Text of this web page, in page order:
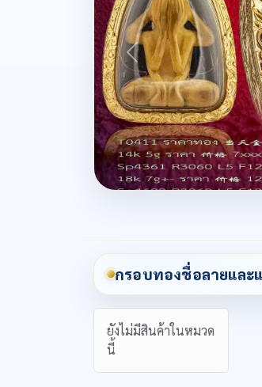
กรอบทองชื่อลายและ
ยังไม่มีสินค้าในหมวด
นี้